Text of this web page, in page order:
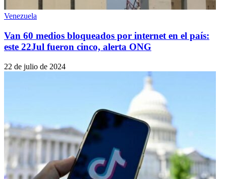
Venezuela
Van 60 medios bloqueados por internet en el país:
este 22Jul fueron cinco, alerta ONG
22 de julio de 2024